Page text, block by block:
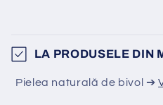
LA PRODUSELE DIN
Pielea naturală de bivol ➔